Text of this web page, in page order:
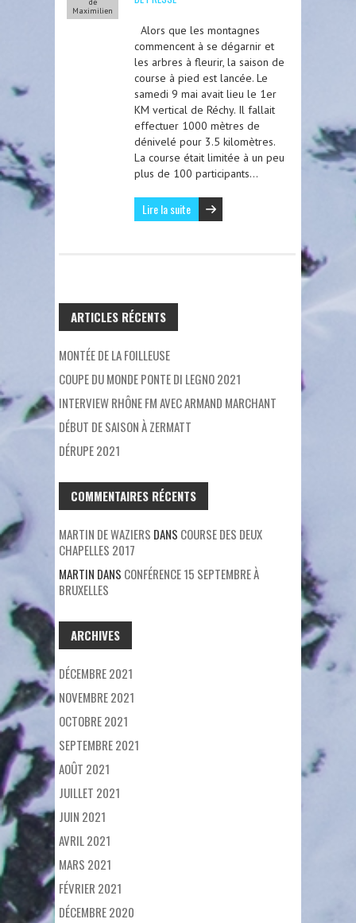
Maximilien
Alors que les montagnes
commencent à se dégarnir et
les arbres à fleurir, la saison de
course à pied est lancée. Le
samedi 9 mai avait lieu le 1er
KM vertical de Réchy. Il fallait
effectuer 1000 mètres de
dénivelé pour 3.5 kilomètres.
La course était limitée à un peu
plus de 100 participants…
Lire la suite
ARTICLES RÉCENTS
MONTÉE DE LA FOILLEUSE
COUPE DU MONDE PONTE DI LEGNO 2021
INTERVIEW RHÔNE FM AVEC ARMAND MARCHANT
DÉBUT DE SAISON À ZERMATT
DÉRUPE 2021
COMMENTAIRES RÉCENTS
MARTIN DE WAZIERS DANS COURSE DES DEUX
CHAPELLES 2017
MARTIN DANS CONFÉRENCE 15 SEPTEMBRE À
BRUXELLES
ARCHIVES
DÉCEMBRE 2021
NOVEMBRE 2021
OCTOBRE 2021
SEPTEMBRE 2021
AOÛT 2021
JUILLET 2021
JUIN 2021
AVRIL 2021
MARS 2021
FÉVRIER 2021
DÉCEMBRE 2020